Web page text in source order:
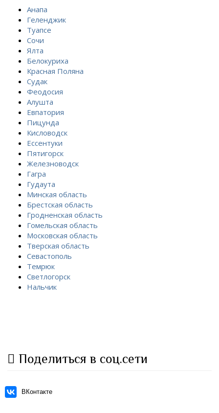
Анапа
Геленджик
Туапсе
Сочи
Ялта
Белокуриха
Красная Поляна
Судак
Феодосия
Алушта
Евпатория
Пицунда
Кисловодск
Ессентуки
Пятигорск
Железноводск
Гагра
Гудаута
Минская область
Брестская область
Гродненская область
Гомельская область
Московская область
Тверская область
Севастополь
Темрюк
Светлогорск
Нальчик
Поделиться в соц.сети
ВКонтакте